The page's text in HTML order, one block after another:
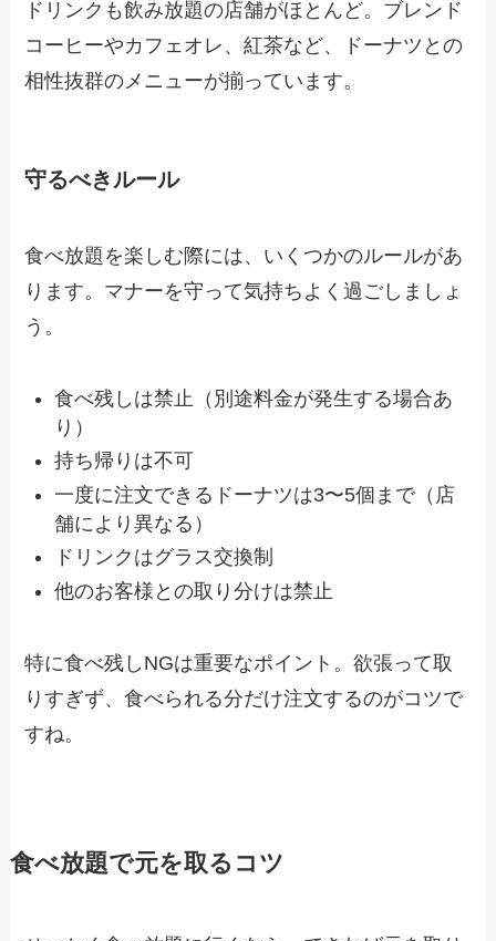
ドリンクも飲み放題の店舗がほとんど。ブレンド
コーヒーやカフェオレ、紅茶など、ドーナツとの
相性抜群のメニューが揃っています。
守るべきルール
食べ放題を楽しむ際には、いくつかのルールがあ
ります。マナーを守って気持ちよく過ごしましょ
う。
食べ残しは禁止（別途料金が発生する場合あ
り）
持ち帰りは不可
一度に注文できるドーナツは3〜5個まで（店
舗により異なる）
ドリンクはグラス交換制
他のお客様との取り分けは禁止
特に食べ残しNGは重要なポイント。欲張って取
りすぎず、食べられる分だけ注文するのがコツで
すね。
食べ放題で元を取るコツ